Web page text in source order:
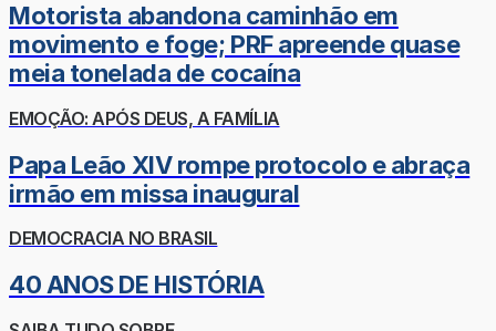
Motorista abandona caminhão em
movimento e foge; PRF apreende quase
meia tonelada de cocaína
EMOÇÃO: APÓS DEUS, A FAMÍLIA
Papa Leão XIV rompe protocolo e abraça
irmão em missa inaugural
DEMOCRACIA NO BRASIL
40 ANOS DE HISTÓRIA